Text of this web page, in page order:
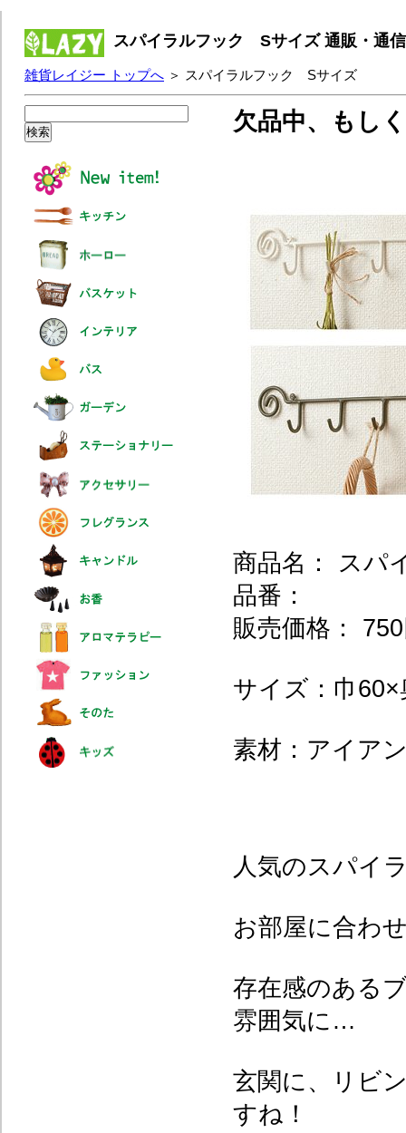
スパイラルフック Sサイズ 通販・通
雑貨レイジー トップへ ＞ スパイラルフック Sサイズ
欠品中、もし
商品名： ス
品番：
販売価格：
サイズ：巾
素材：アイア
人気のスパイ
お部屋に合わ
存在感のある
雰囲気に…
玄関に、リビ
すね！